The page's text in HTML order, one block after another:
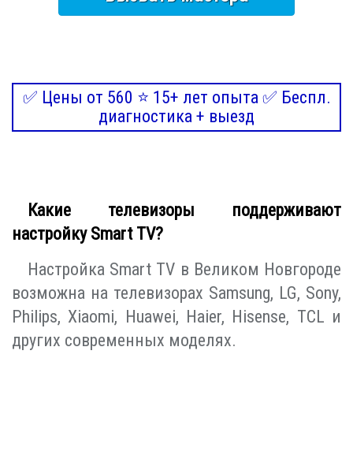
✅ Цены от 560 ⭐ 15+ лет опыта ✅ Беспл.
диагностика + выезд
Какие телевизоры поддерживают
настройку Smart TV?
Настройка Smart TV в Великом Новгороде
возможна на телевизорах Samsung, LG, Sony,
Philips, Xiaomi, Huawei, Haier, Hisense, TCL и
других современных моделях.